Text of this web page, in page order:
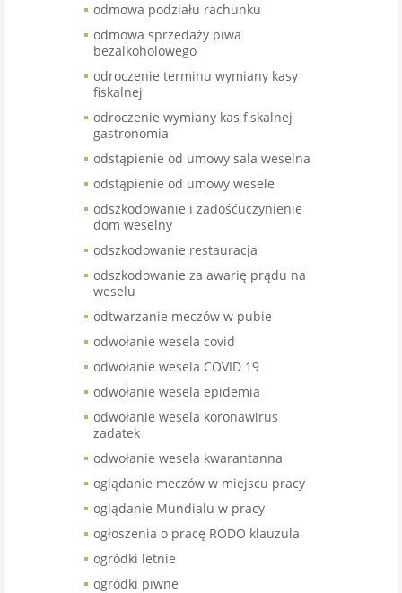
odmowa podziału rachunku
odmowa sprzedaży piwa
bezalkoholowego
odroczenie terminu wymiany kasy
fiskalnej
odroczenie wymiany kas fiskalnej
gastronomia
odstąpienie od umowy sala weselna
odstąpienie od umowy wesele
odszkodowanie i zadośćuczynienie
dom weselny
odszkodowanie restauracja
odszkodowanie za awarię prądu na
weselu
odtwarzanie meczów w pubie
odwołanie wesela covid
odwołanie wesela COVID 19
odwołanie wesela epidemia
odwołanie wesela koronawirus
zadatek
odwołanie wesela kwarantanna
oglądanie meczów w miejscu pracy
oglądanie Mundialu w pracy
ogłoszenia o pracę RODO klauzula
ogródki letnie
ogródki piwne